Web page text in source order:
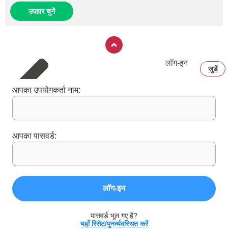
उपहार चुनें
लॉग‑इन
जुडें
आपका उपयोगकर्ता नाम:
आपका पासवर्ड:
लॉग‑इन
पासवर्ड भूल गए हैं?
यहाँ रिसेट/पुनर्व्यवस्थित करें